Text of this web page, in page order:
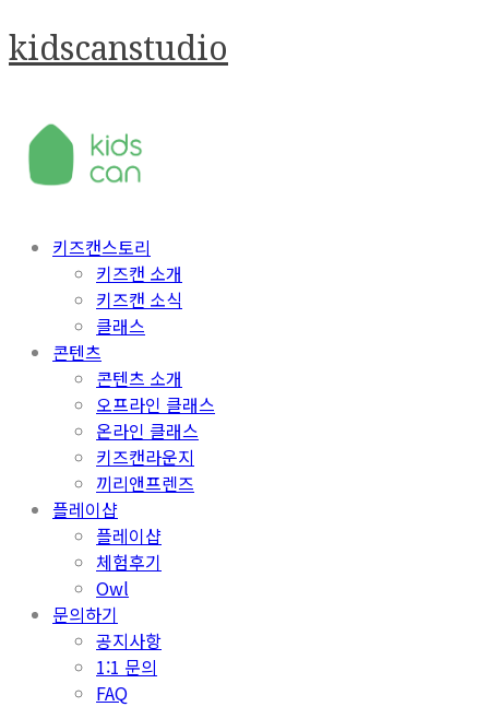
kidscanstudio
키즈캔스토리
키즈캔 소개
키즈캔 소식
클래스
콘텐츠
콘텐츠 소개
오프라인 클래스
온라인 클래스
키즈캔라운지
끼리앤프렌즈
플레이샵
플레이샵
체험후기
Owl
문의하기
공지사항
1:1 문의
FAQ